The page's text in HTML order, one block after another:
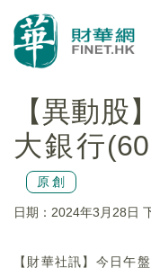
【異動股
大銀行
原創
日期：2024年3月28日
【財華社訊】今日午